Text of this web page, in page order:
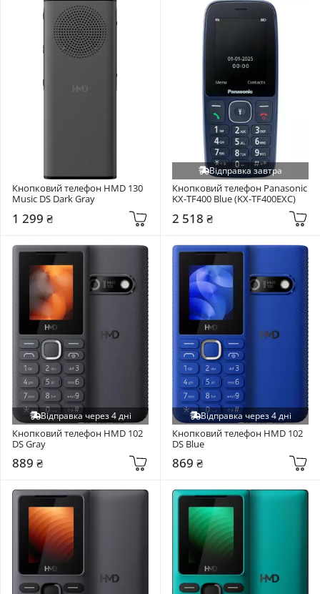
Кнопковий телефон HMD 130
Music DS Dark Gray
1 299 ₴
Відправка завтра
Кнопковий телефон Panasonic
KX-TF400 Blue (KX-TF400EXC)
2 518 ₴
Відправка через 4 дні
Кнопковий телефон HMD 102
DS Gray
889 ₴
Відправка через 4 дні
Кнопковий телефон HMD 102
DS Blue
869 ₴